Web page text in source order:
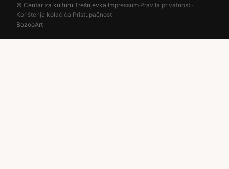
© Centar za kulturu Trešnjevka·Impressum·Pravila privatnosti·
Korištenje kolačića·Pristupačnost
BozooArt